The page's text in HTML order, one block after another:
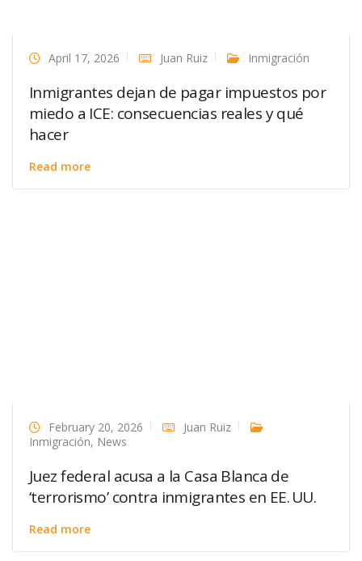
April 17, 2026 Juan Ruiz Inmigración
Inmigrantes dejan de pagar impuestos por
miedo a ICE: consecuencias reales y qué
hacer
Read more
February 20, 2026
Juan Ruiz
Inmigración, News
Juez federal acusa a la Casa Blanca de
‘terrorismo’ contra inmigrantes en EE. UU.
Read more